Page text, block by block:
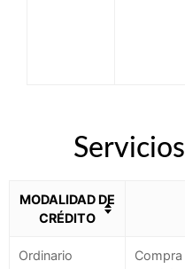
MODALIDAD DE
CRÉDITO
Ordinario